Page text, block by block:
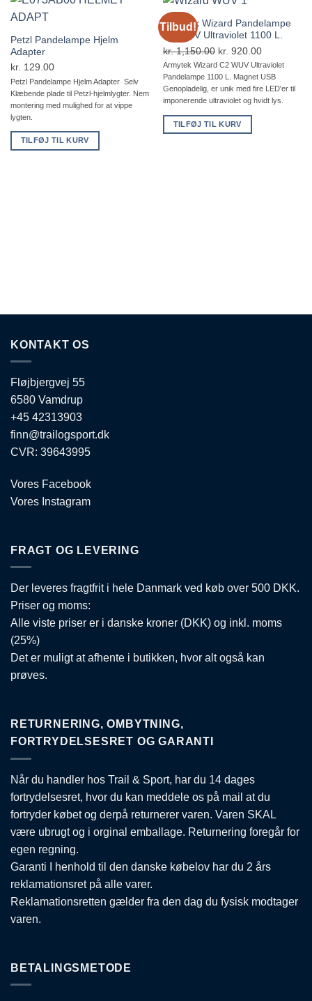
Petzl Pandelampe Hjelm
Adapter
kr. 129.00
Petzl Pandelampe Hjelm Adapter Selv
Klæbende plade til Petzl-hjelmlygter. Nem
montering med mulighed for at vippe
lygten.
TILFØJ TIL KURV
Tilbud!
Armytek Wizard Pandelampe
C2 WUV Ultraviolet 1100 L.
kr.1,150.00 Den
oprindelige
pris
var:
kr. 920.00Den
aktuelle
pris
er:
Armytek Wizard C2 WUV Ultraviolet
Pandelampe 1100 L. Magnet USB
Genopladelig, er unik med fire LED'er til
imponerende ultraviolet og hvidt lys.
TILFØJ TIL KURV
KONTAKT OS
Fløjbjergvej 55
6580 Vamdrup
+45 42313903
finn@trailogsport.dk
CVR: 39643995
Vores Facebook
Vores Instagram
FRAGT OG LEVERING
Der leveres fragtfrit i hele Danmark ved køb over 500 DKK.
Priser og moms:
Alle viste priser er i danske kroner (DKK) og inkl. moms
(25%)
Det er muligt at afhente i butikken, hvor alt også kan
prøves.
RETURNERING, OMBYTNING,
FORTRYDELSESRET OG GARANTI
Når du handler hos Trail & Sport, har du 14 dages
fortrydelsesret, hvor du kan meddele os på mail at du
fortryder købet og derpå returnerer varen. Varen SKAL
være ubrugt og i orginal emballage. Returnering foregår for
egen regning.
Garanti I henhold til den danske købelov har du 2 års
reklamationsret på alle varer.
Reklamationsretten gælder fra den dag du fysisk modtager
varen.
BETALINGSMETODE